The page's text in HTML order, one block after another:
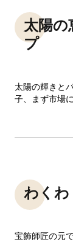
太陽の
プ
太陽の輝きと
子、まず市場に
わくわ
宝飾師匠の元